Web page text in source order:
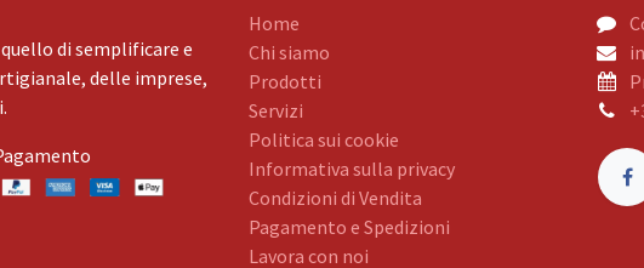
di semplificare e
delle imprese,
Home
Chi siamo
Prodotti
Servizi
Politica sui cookie
Informativa sulla privacy
Condizioni di Vendita
Pagamento e Spedizioni
Lavora con noi